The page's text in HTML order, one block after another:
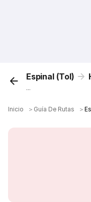
Espinal (Tol)
...
Inicio ＞ Guía De Rutas ＞